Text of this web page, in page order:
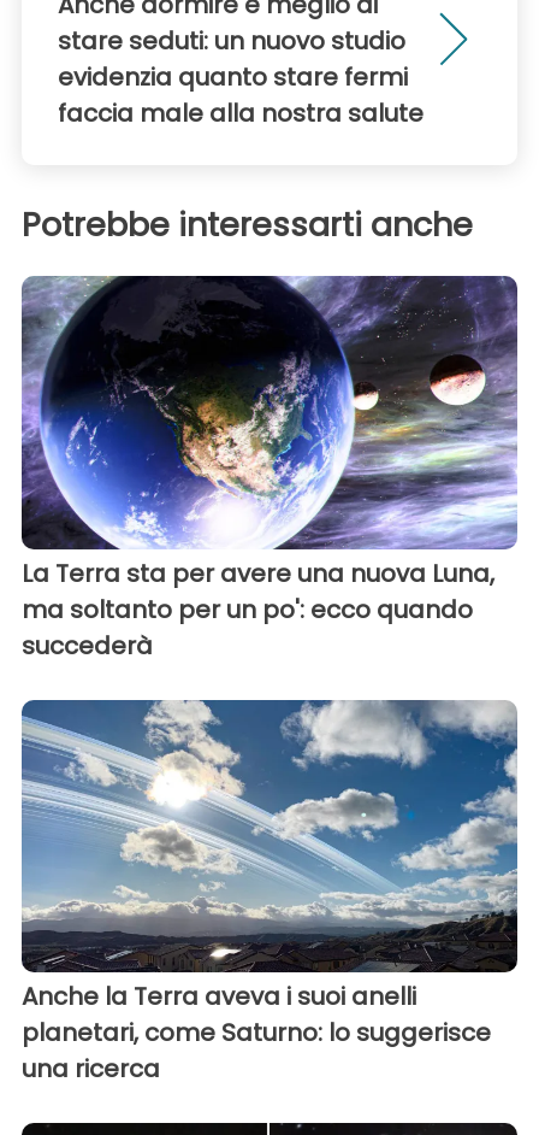
stare seduti: un nuovo studio
evidenzia quanto stare fermi
faccia male alla nostra salute
Potrebbe interessarti anche
La Terra sta per avere una nuova Luna,
ma soltanto per un po': ecco quando
succederà
Anche la Terra aveva i suoi anelli
planetari, come Saturno: lo suggerisce
una ricerca